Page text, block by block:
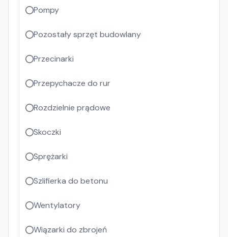
Pompy
Pozostały sprzęt budowlany
Przecinarki
Przepychacze do rur
Rozdzielnie prądowe
Skoczki
Sprężarki
Szlifierka do betonu
Wentylatory
Wiązarki do zbrojeń